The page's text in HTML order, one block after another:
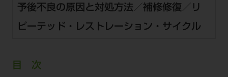
予後不良の原因と対処方法／補修修復／リ
ピーテッド・レストレーション・サイクル
目 次
院内ネットワーク関連
DOOR/IOS/CADCAM関連
モリタに対するご意見・お問い合わせ
Webセミナー
デンタルショー
Start Up チェック
動画セミナー アーカイブ
DENTAL OFFICE セレクション
よくわかる高齢者歯科
始めよう訪問診療
pd style
製品に関する重要なお知らせ
支店営業所
SNS